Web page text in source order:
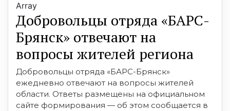
Array
Добровольцы отряда «БАРС-
Брянск» отвечают на
вопросы жителей региона
Добровольцы отряда «БАРС-Брянск»
ежедневно отвечают на вопросы жителей
области. Ответы размещены на официальном
сайте формирования — об этом сообщается в